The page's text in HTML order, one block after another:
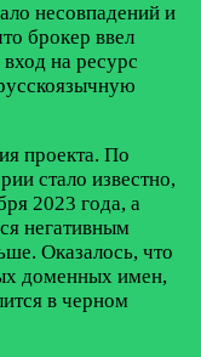
несовпадений и
брокер ввел
на ресурс
проекта. По
стало известно,
2023 года, а
негативным
Оказалось, что
доменных имен,
в черном